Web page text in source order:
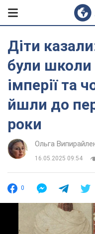
Діти
були школи
імперії та
йшли до
роки
Ольга
16.05.2025 09:54
0